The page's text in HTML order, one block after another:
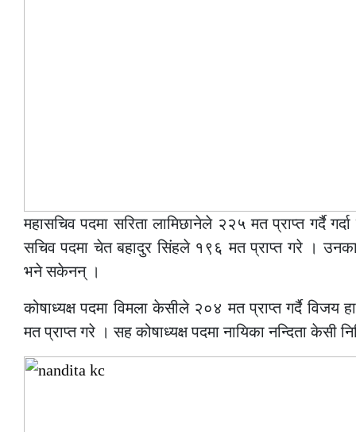
महासचिव पदमा सरिता लामिछानेले २२५ मत प्राप्त गर्दै
सचिव पदमा चेत बहादुर सिंहले १९६ मत प्राप्त गरे ।
भने सकेनन् ।
कोषाध्यक्ष पदमा विमला केसीले २०४ मत प्राप्त गर्दै
मत प्राप्त गरे । सह कोषाध्यक्ष पदमा नायिका नन्दिता केसी